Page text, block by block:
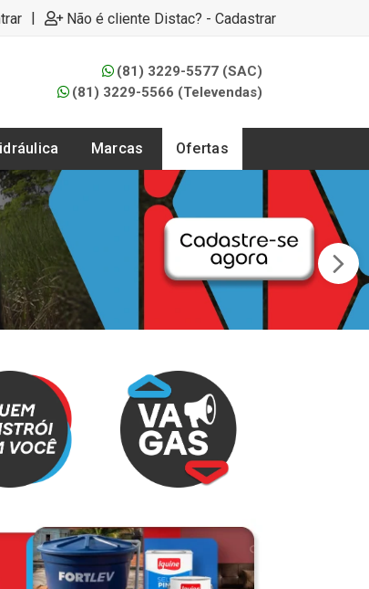
| Não é cliente Distac? - Cadastrar
(81) 3229-5577 (SAC)
(81) 3229-5566 (Televendas)
Marcas Ofertas